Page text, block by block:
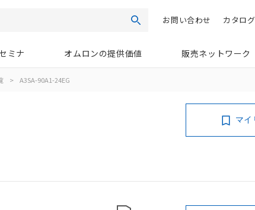
検索 カタロ
お問い合わせ
ミナ オムロンの提供価値 販売ネットワーク
> A3SA-90A1-24EG
マイ